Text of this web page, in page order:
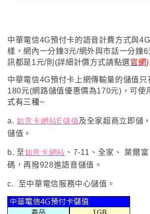
中華電信4G預付卡的語音計費方式與
樣 ，網內一分鐘3元/網外與市話一分鐘6
訊都是1元/則(詳細計價方式請點選官網)
中華電信4G預付卡 上網傳輸量的儲值只
180元(網路儲值優惠價為170元) ，可使
式有三種~
a. 如意卡網站E儲值及全家超商立即儲
儲值 。
b. 至如意卡網站 、7-11、全家、 萊爾
碼，再撥928進語音儲值 。
c. 至中華電信服務中心儲值 。